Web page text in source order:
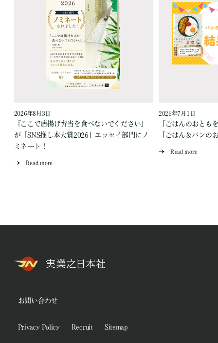
2026年8月3日
『ここで唐揚げ弁当を食べないでください』
が「SNS推し本大賞2026」エッセイ部門にノ
ミネート！
Read more
2026年7月1日
『ごはんのおとも
「ごはん＆パンの
Read more
お問い合わせ
Privacy Policy Recruit Sitemap